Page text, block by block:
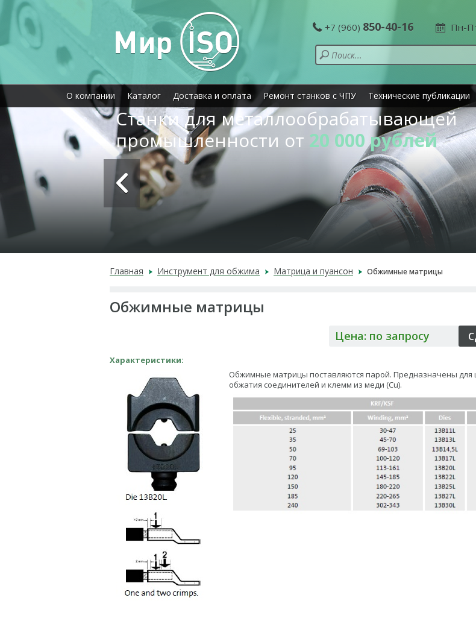
+7 (960) 850-40-16 Пн-
О компании Каталог Доставка и оплата Ремонт станков с ЧПУ Технические публикации
Станки для металлообрабатывающей
промышленности от 20 000 рублей
Главная Инструмент для обжима Матрица и пуансон Обжимные матрицы
Обжимные матрицы
Цена: по запросу
Характеристики:
Обжимные матрицы поставляются парой. Предназначены для
обжатия соединителей и клемм из меди (Cu).